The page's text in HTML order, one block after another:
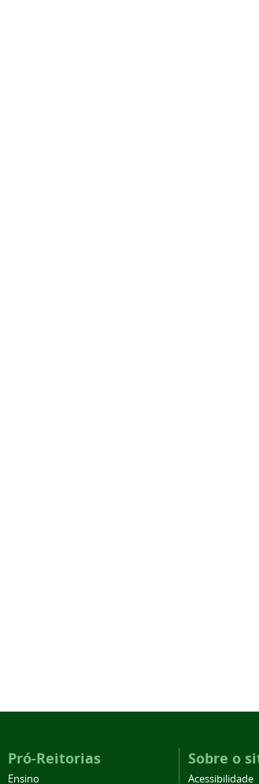
Pró-Reitorias
Ensino
Sobre o
Acessibilidade